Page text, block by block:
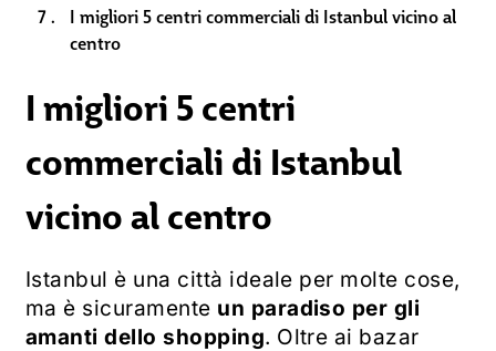
I migliori 5 centri commerciali di Istanbul vicino al
centro
I migliori 5 centri
commerciali di Istanbul
vicino al centro
Istanbul è una città ideale per molte cose,
ma è sicuramente un paradiso per gli
amanti dello shopping. Oltre ai bazar